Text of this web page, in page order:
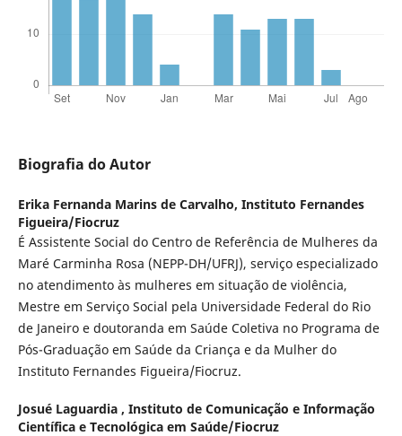
Biografia do Autor
Erika Fernanda Marins de Carvalho, Instituto Fernandes
Figueira/Fiocruz
É Assistente Social do Centro de Referência de Mulheres da
Maré Carminha Rosa (NEPP-DH/UFRJ), serviço especializado
no atendimento às mulheres em situação de violência,
Mestre em Serviço Social pela Universidade Federal do Rio
de Janeiro e doutoranda em Saúde Coletiva no Programa de
Pós-Graduação em Saúde da Criança e da Mulher do
Instituto Fernandes Figueira/Fiocruz.
Josué Laguardia , Instituto de Comunicação e Informação
Científica e Tecnológica em Saúde/Fiocruz